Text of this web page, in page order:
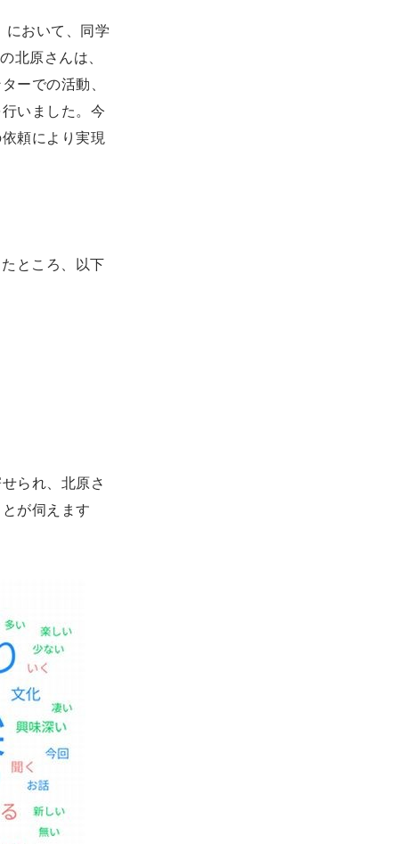
において、同学
北原さんは、
ーでの活動、
いました。今
頼により実現
ところ、以下
られ、北原さ
が伺えます